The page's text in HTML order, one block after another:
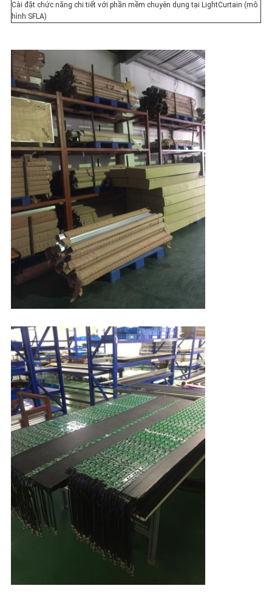
Cài đặt chức năng chi tiết với phần mềm chuyên dụng tại LightCurtain (mô
hình SFLA)